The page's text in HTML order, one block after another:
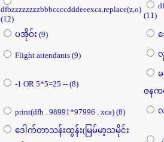
dfbzzzzzzzzbbbccccdddeeexca.replace(z,o)
(12)
(11)
ပအိုဝ်း (9)
Flight attendants (9)
-1 OR 5*5=25 -- (8)
print(dfb . 98991*97996 . xca) (8)
ဒေါက်တာသန်းထွန်း(မြမ်မာ့သမိုင်း